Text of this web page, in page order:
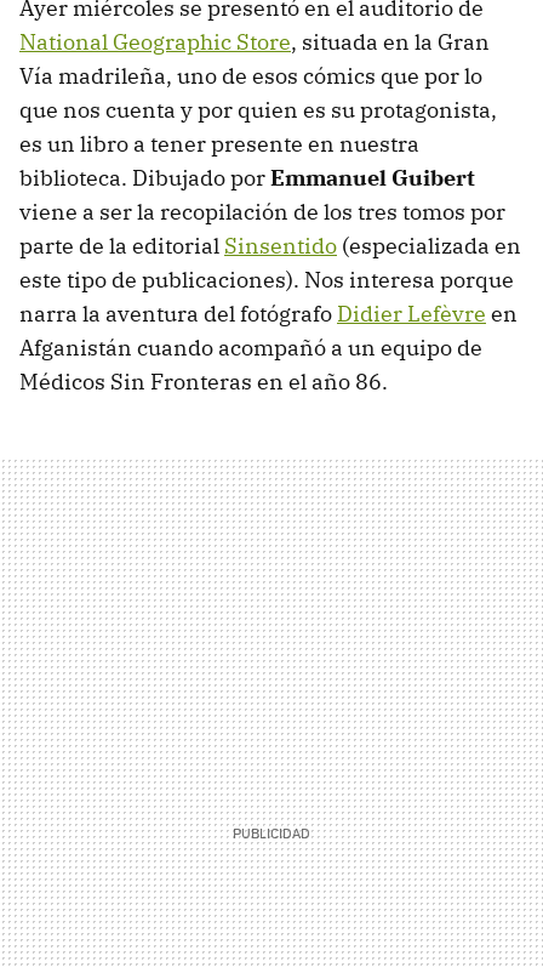
Ayer miércoles se presentó en el auditorio de
National Geographic Store, situada en la Gran
Vía madrileña, uno de esos cómics que por lo
que nos cuenta y por quien es su protagonista,
es un libro a tener presente en nuestra
biblioteca. Dibujado porEmmanuel Guibert
viene a ser la recopilación de los tres tomos por
parte de la editorial Sinsentido (especializada en
este tipo de publicaciones). Nos interesa porque
narra la aventura del fotógrafo Didier Lefèvre en
Afganistán cuando acompañó a un equipo de
Médicos Sin Fronteras en el año 86.